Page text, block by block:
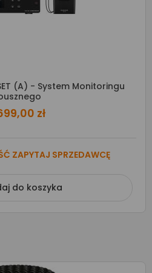
(A) - System Monitoringu
zł
ZAPYTAJ SPRZEDAWCĘ
do koszyka